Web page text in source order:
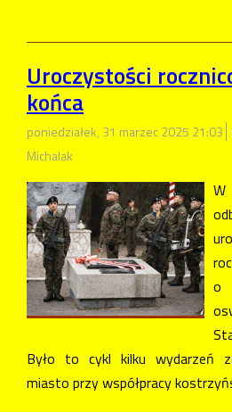
Uroczystości
końca
poniedziałek, 31 marzec 2025 21:03
Michalak
o
Było to cykl kilku wydarzeń
miasto przy współpracy